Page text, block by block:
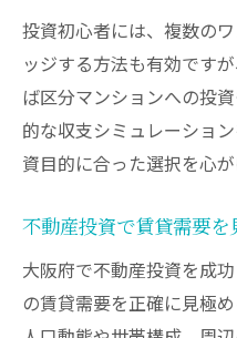
投資初心者には、複数の
ッジする方法も有効です
ば区分マンションへの投
的な収支シミュレーショ
資目的に合った選択を心が
不動産投資で賃貸需要を
大阪府で不動産投資を成
の賃貸需要を正確に見極